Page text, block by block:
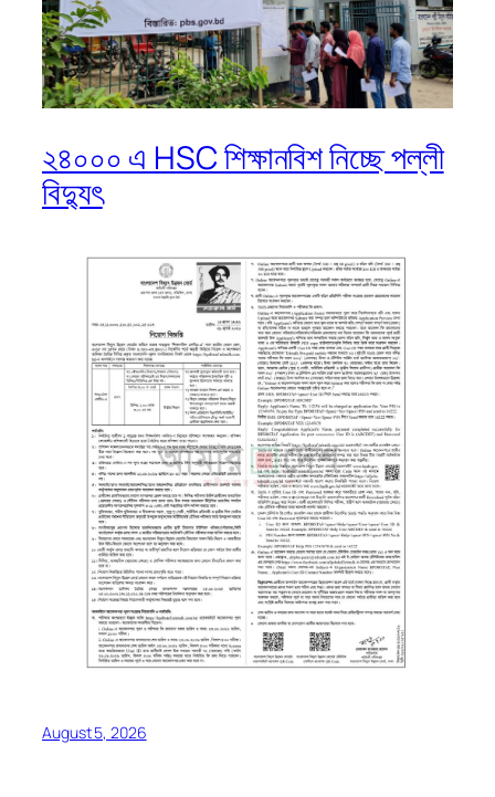
২৪০০০ এ HSC শিক্ষানবিশ নিচ্ছে পল্লী
বিদ্যুৎ
August 5, 2026